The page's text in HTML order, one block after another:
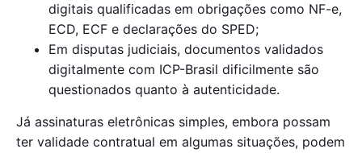
digitais qualificadas em obrigações como NF-e,
ECD, ECF e declarações do SPED;
Em disputas judiciais, documentos validados
digitalmente com ICP-Brasil dificilmente são
questionados quanto à autenticidade.
Já assinaturas eletrônicas simples, embora possam
ter validade contratual em algumas situações, podem